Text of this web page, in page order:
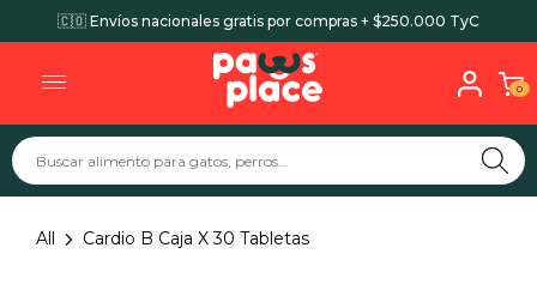
🇨🇴 Envíos nacionales gratis por compras + $250.000 TyC
0
All Cardio B Caja X 30 Tabletas